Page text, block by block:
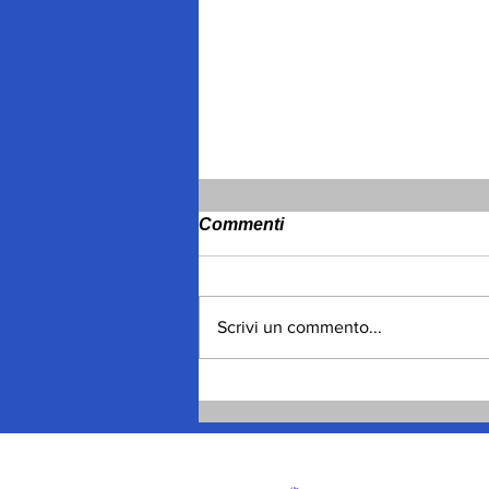
ingressi, poi le uscite
volontarie
Commenti
Scrivi un commento...